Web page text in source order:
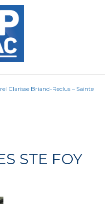
Clarisse Briand-Reclus – Sainte
STE FOY